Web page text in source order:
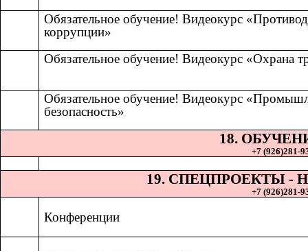
Обязательное обучение! Видеокурс
коррупции»
Обязательное обучение! Видеокурс «Охрана
Обязательное обучение! Видеокурс
безопасность»
18.
+7 (926)281-
19. СПЕЦПРОЕКТЫ
+7 (926)281-
Конференции